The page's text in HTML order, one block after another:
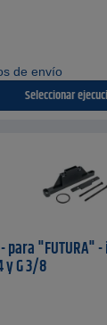
de envío
Seleccionar
para
y G 3/8